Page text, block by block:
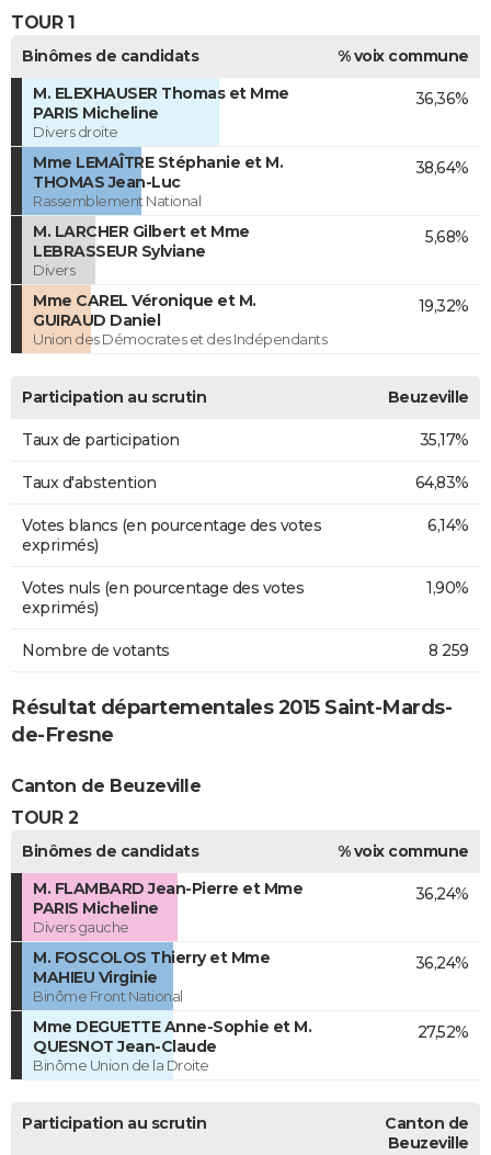
TOUR 1
Binômes de candidats
% voix commune
M. ELEXHAUSER Thomas et Mme
PARIS Micheline
Divers droite
36,36%
Mme LEMAÎTRE Stéphanie et M.
THOMAS Jean-Luc
Rassemblement National
38,64%
M. LARCHER Gilbert et Mme
LEBRASSEUR Sylviane
Divers
5,68%
Mme CAREL Véronique et M.
GUIRAUD Daniel
Union des Démocrates et des Indépendants
19,32%
Participation au scrutin Beuzeville
Taux de participation 35,17%
Taux d'abstention 64,83%
Votes blancs (en pourcentage des votes
exprimés)
6,14%
Votes nuls (en pourcentage des votes
exprimés)
1,90%
Nombre de votants 8 259
Résultat départementales 2015 Saint-Mards-
de-Fresne
Canton de Beuzeville
TOUR 2
Binômes de candidats
% voix commune
M. FLAMBARD Jean-Pierre et Mme
PARIS Micheline
Divers gauche
36,24%
M. FOSCOLOS Thierry et Mme
MAHIEU Virginie
Binôme Front National
36,24%
Mme DEGUETTE Anne-Sophie et M.
QUESNOT Jean-Claude
Binôme Union de la Droite
27,52%
Participation au scrutin
Canton de
Beuzeville